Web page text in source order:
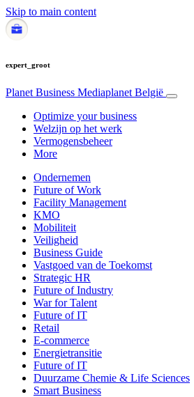
Skip to main content
expert_groot
Planet Business Mediaplanet België
Optimize your business
Welzijn op het werk
Vermogensbeheer
More
Ondernemen
Future of Work
Facility Management
KMO
Mobiliteit
Veiligheid
Business Guide
Vastgoed van de Toekomst
Strategic HR
Future of Industry
War for Talent
Future of IT
Retail
E-commerce
Energietransitie
Future of IT
Duurzame Chemie & Life Sciences
Smart Business